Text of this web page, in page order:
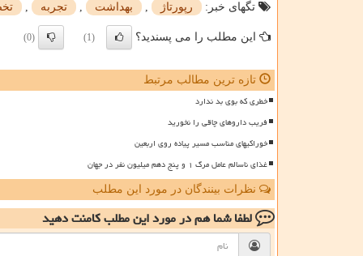
تگهای خبر: رپورتاژ بهداشت تجربه
این مطلب را می پسندید؟ (1)
(0)
تازه ترین مطالب مرتبط
خطری که بوی بد ندارد
فریب داروهای چاقی را نخورید
خوراکیهای مناسب مسیر پیاده روی اربعین
غذای ناسالم عامل مرگ ۱ و پنج دهم میلیون نفر در جهان
نظرات بینندگان در مورد این مطلب
لطفا شما همدر مورد این مطلبکامنت دهید